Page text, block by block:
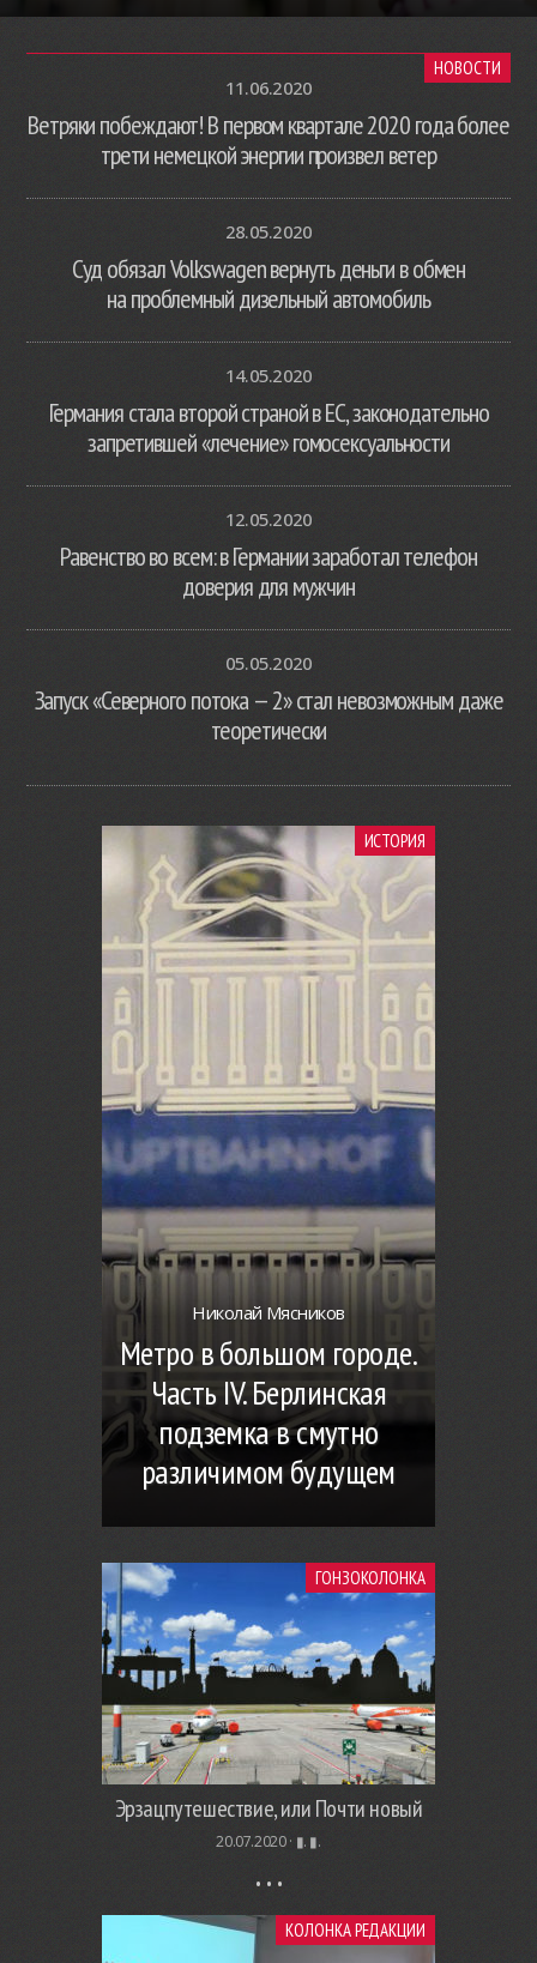
НОВОСТИ
11.06.2020
Ветряки побеждают! В первом квартале 2020 года более
трети немецкой энергии произвел ветер
28.05.2020
Суд обязал Volkswagen вернуть деньги в обмен
на проблемный дизельный автомобиль
14.05.2020
Германия стала второй страной в ЕС, законодательно
запретившей «лечение» гомосексуальности
12.05.2020
Равенство во всем: в Германии заработал телефон
доверия для мужчин
05.05.2020
Запуск «Северного потока — 2» стал невозможным даже
теоретически
ИСТОРИЯ
Николай Мясников
Метро в большом городе.
Часть IV. Берлинская
подземка в смутно
различимом будущем
ГОНЗОКОЛОНКА
Эрзацпутешествие, или Почти новый
20.07.2020 · ▮. ▮.
КОЛОНКА РЕДАКЦИИ